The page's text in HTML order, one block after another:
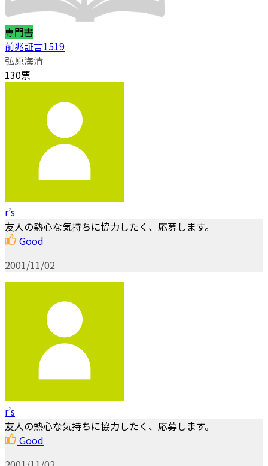
専門書
前兆証言1519
弘原海清
130票
r’s
友人の熱心な気持ちに協力したく、応募します。
Good
2001/11/02
r’s
友人の熱心な気持ちに協力したく、応募します。
Good